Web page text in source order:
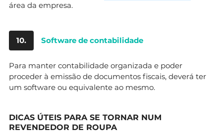
área da empresa.
10. Software de contabilidade
Para manter contabilidade organizada e poder
proceder à emissão de documentos fiscais, deverá ter
um software ou equivalente ao mesmo.
DICAS ÚTEIS PARA SE TORNAR NUM
REVENDEDOR DE ROUPA